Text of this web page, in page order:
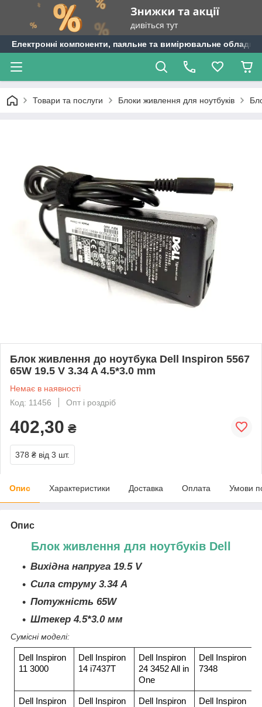
Електронні компоненти, паяльне та вимірювальне
Товари та послуги Блоки живлення для ноутбуків
Блок живлення до ноутбука Dell Inspiron 5567
65W 19.5 V 3.34 A 4.5*3.0 mm
Немає в наявності
Код: 11456
Опт і роздріб
402,30 ₴
378 ₴ від 3 шт.
Опис Характеристики Доставка Оплата Умови
Опис
Блок живлення для ноутбуків Dell
Вихідна напруга 19.5 V
Сила струму 3.34 A
Потужність 65W
Штекер 4.5*3.0 мм
Сумісні моделі:
Dell Inspiron
11 3000
Dell Inspiron
14 i7437T
Dell Inspiron
24 3452 All in
One
Dell Inspiron
7348
Dell Inspiron
Dell Inspiron
Dell Inspiron
Dell Inspiron